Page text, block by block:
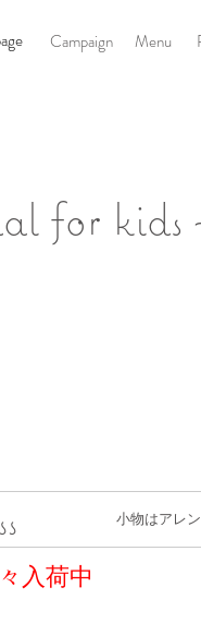
Campaign Menu
for kids
小物はアレン
入荷中